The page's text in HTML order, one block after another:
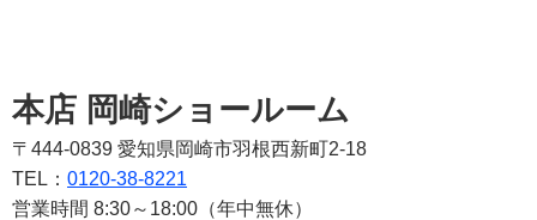
本店 岡崎ショールーム
〒444-0839 愛知県岡崎市羽根西新町2-18
TEL： 0120-38-8221
営業時間 8:30～18:00（年中無休）